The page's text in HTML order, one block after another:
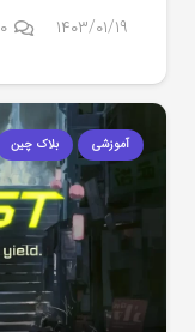
۱۴۰۳/۰۱/۱۹ ۰
آموزشی بلاک چین